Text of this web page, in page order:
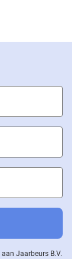
Jaarbeurs B.V.